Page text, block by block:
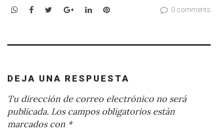
WhatsApp
Facebook
TwitterGoogle+LinkedInPinterest 0 comments
DEJA UNA RESPUESTA
Tu dirección de correo electrónico no será
publicada. Los campos obligatorios están
marcados con *